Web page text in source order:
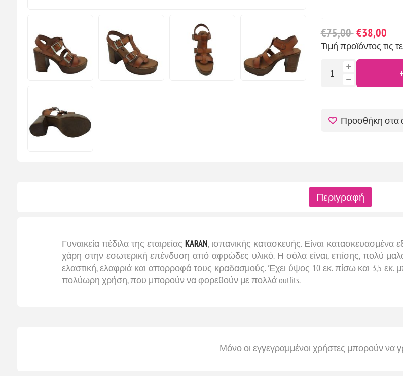
€75,00 €38,00
Τιμή προϊόντος τις
Προσθήκη στα
Περιγραφή
Γυναικεία πέδιλα της εταιρείας KARAN, ισπανικής κατασκευής. Είναι
χάρη στην εσωτερική επένδυση από αφρώδες υλικό. Η σόλα είναι, επίσης, πολύ
ελαστική, ελαφριά και απορροφά τους κραδασμούς. Έχει ύψος 10 εκ. πίσω και 3,5 εκ.
πολύωρη χρήση, που μπορούν να φορεθούν με πολλά outfits.
Μόνο οι εγγεγραμμένοι χρήστες μπορούν να